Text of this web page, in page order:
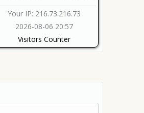
โปร่งใสภายใน สพท. ประจำ
ปีงบประมาณ
Your IP: 216.73.216.73
2026-08-06 20:57
Visitors Counter